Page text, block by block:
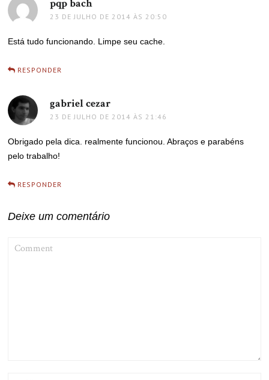
pqp bachdisse:
23 DE JULHO DE 2014 ÀS 20:50
Está tudo funcionando. Limpe seu cache.
RESPONDER
gabriel cezar
23 DE JULHO DE 2014 ÀS 21:46
Obrigado pela dica. realmente funcionou. Abraços e parabéns
pelo trabalho!
RESPONDER
Deixe um comentário